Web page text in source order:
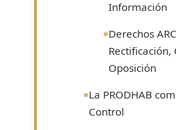
Información
Derechos
Rectificación,
Oposición
La PRODHAB
Control